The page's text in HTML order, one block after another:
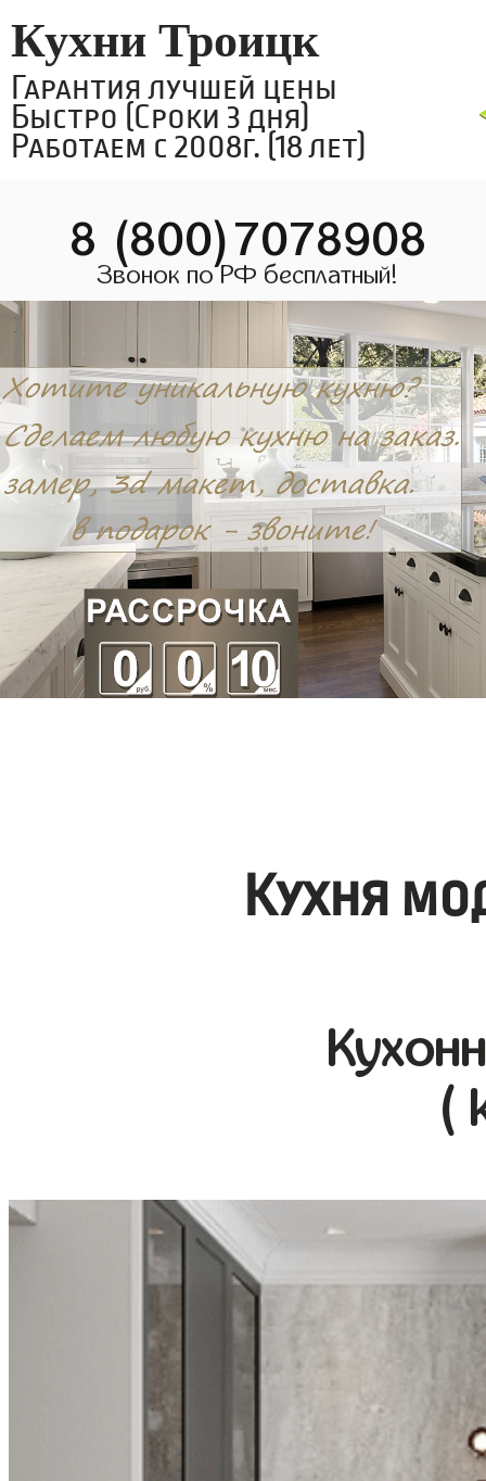
Кухни Троицк
Гарантия лучшей цены
Быстро (Сроки 3 дня)
Работаем с 2008г. (18 лет)
8 (800)7078908
Звонок по РФ бесплатный!
Кухня
(